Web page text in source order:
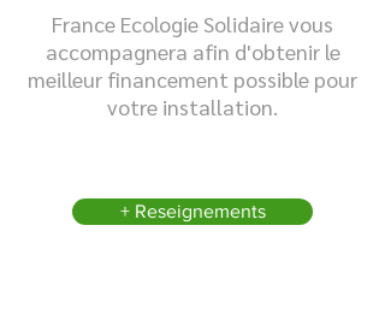
France Ecologie Solidaire vous
accompagnera afin d'obtenir le
meilleur financement possible pour
votre installation.
+ Reseignements